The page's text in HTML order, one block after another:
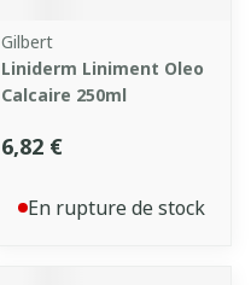
Gilbert
Liniderm Liniment Oleo
Calcaire 250ml
6,82 €
En rupture de stock